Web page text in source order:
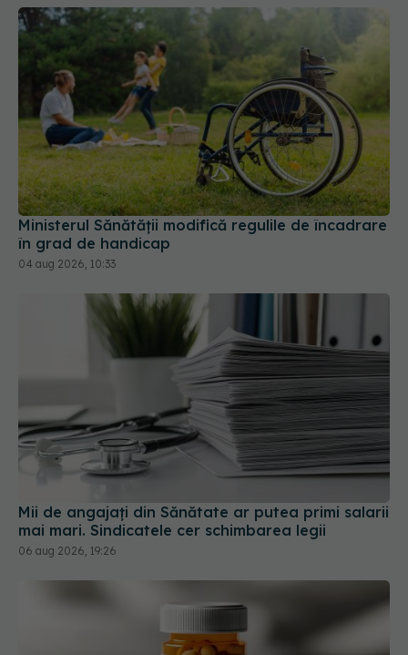
Ministerul Sănătății modifică regulile de încadrare
în grad de handicap
04 aug 2026, 10:33
Mii de angajați din Sănătate ar putea primi salarii
06 aug 2026, 19:26